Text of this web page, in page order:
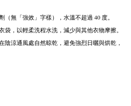
（無「強效」字樣），水溫不超過 40 度。
袋，以輕柔洗程水洗，減少與其他衣物摩擦。
陰涼通風處自然晾乾，避免強烈日曬與烘乾，